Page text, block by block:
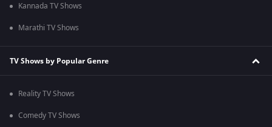
Kannada TV Shows
Marathi TV Shows
TV Shows by Popular Genre
Reality TV Shows
Comedy TV Shows